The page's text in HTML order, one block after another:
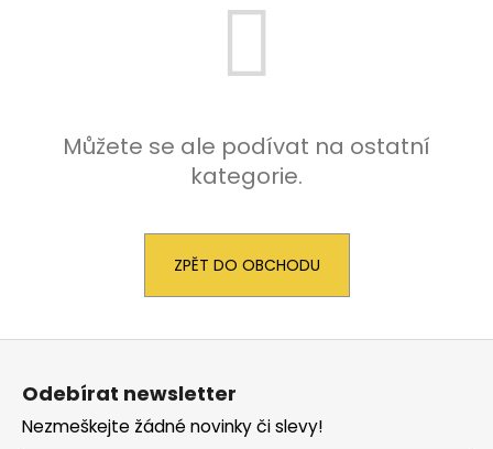
Můžete se ale podívat na ostatní
kategorie.
ZPĚT DO OBCHODU
j
t
?
Odebírat newsletter
Nezmeškejte žádné novinky či slevy!